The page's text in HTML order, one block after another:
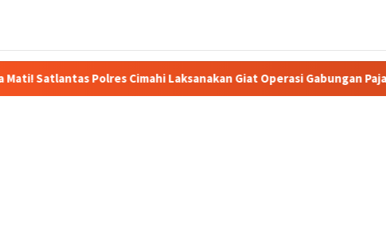
Cimahi Laksanakan Giat Operasi Gabungan Pajak Kendaraan di